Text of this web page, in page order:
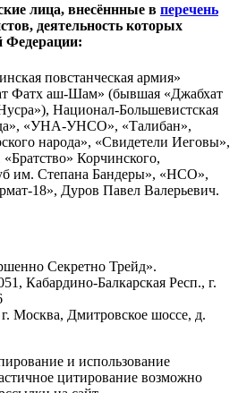
лица, внесённные в перечень
деятельность которых
Федерации:
повстанческая армия»
Фатх аш-Шам» (бывшая «Джабхат
Национал-Большевистская
«УНА-УНСО», «Талибан»,
народа», «Свидетели Иеговы»,
Корчинского,
им. Степана Бандеры», «НСО»,
18», Дуров Павел Валерьевич.
Секретно Трейд».
Кабардино-Балкарская Респ., г.
Москва, Дмитровское шоссе, д.
и использование
цитирование возможно